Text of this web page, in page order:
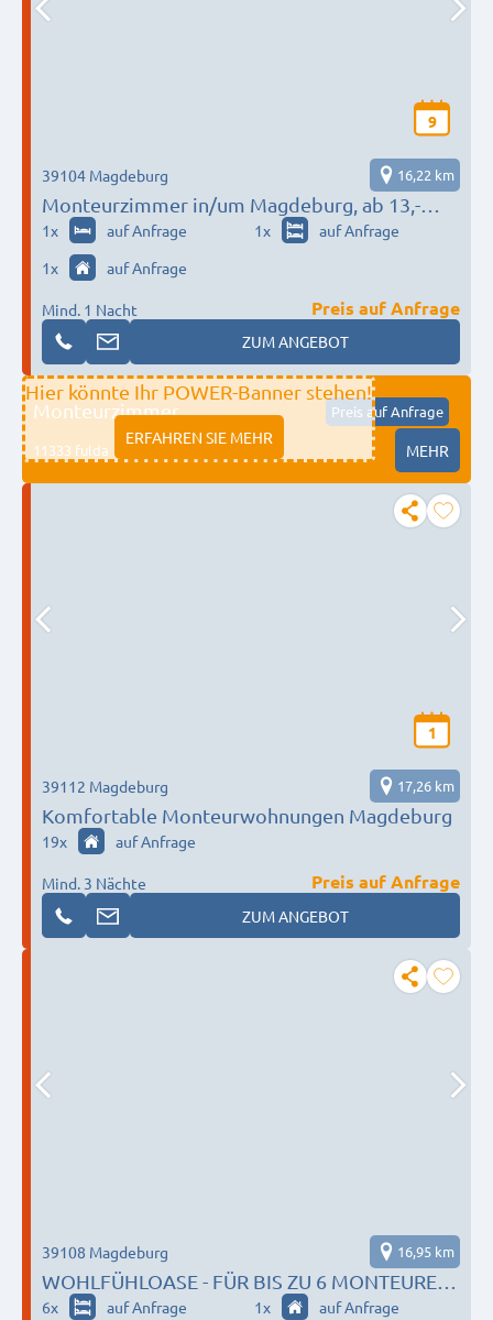
9
Monteurzimmer in/um Magdeburg, ab 13,-
über 350 Betten
39104 Magdeburg 16,22 km
1x auf Anfrage 1x
auf Anfrage
1x auf Anfrage
Mind. 1 Nacht
Preis auf Anfrage
ZUM ANGEBOT
Hier könnte Ihr POWER-Banner stehen!
ERFAHREN SIE MEHR
Monteurzimmer Preis auf Anfrage
11333 fulda MEHR
1
Komfortable Monteurwohnungen Magdeburg
39112 Magdeburg 17,26 km
19x auf Anfrage
Mind. 3 Nächte
Preis auf Anfrage
ZUM ANGEBOT
WOHLFÜHLOASE - FÜR BIS ZU 6 MONTEURE-
VOLLAUSSTATTUNG- WLAN- VIELE EXTRAS
39108 Magdeburg 16,95 km
6x auf Anfrage 1x auf Anfrage